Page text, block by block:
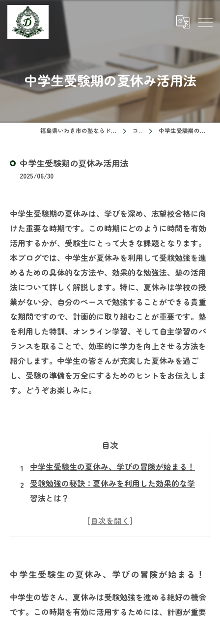
中学生受験期の夏休み活用法
福島県いわき市の塾ならドリームスクール コラム 中学生受験期の夏休み活用法
中学生受験期の夏休み活用法
2025/06/30
中学生受験期の夏休みは、学びを深め、志望校合格に向
けた重要な時期です。この時期にどのように時間を有効
活用するかが、受験生にとって大きな課題となります。
本ブログでは、中学生が夏休みを利用して受験勉強を進
めるための具体的な方法や、効果的な勉強法、塾の活用
法について詳しく解説します。特に、夏休みは学校の授
業がない分、自分のペースで勉強することができる貴重
な期間ですので、計画的に取り組むことが重要です。塾
を利用した特訓、オンライン学習、そして自主学習のバ
ランスを取ることで、効率的に学力を向上させる方法を
紹介します。中学生の皆さんが充実した夏休みを過ご
し、受験の準備を万全にするためのヒントをお伝えしま
す。どうぞお楽しみに。
目次
中学生受験生の夏休み、学びの冒険が始まる！
受験勉強の秘訣：夏休みを利用した効果的な学
習法とは？
理想の学びのペースを見つけるための計画の立
夏休みを乗り越えた中学生たちの成功体験と
は？
充実した夏を経て、志望校合格への道を切り開
中学生受験生の夏休み、学びの冒険が始まる！
中学生の皆さん、夏休みは受験勉強を進める絶好の機会
です。この時期を有効に活用するためには、計画が重要